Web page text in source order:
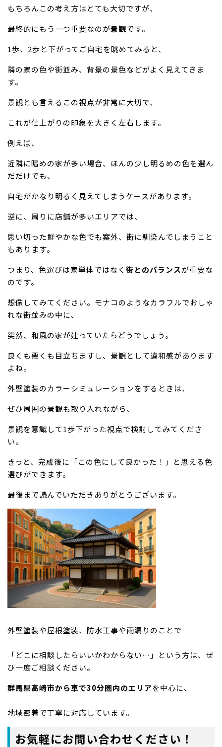
もちろんこの考え方はとても大切ですが、
最終的にもう一つ重要なのが景観です。
1歩、2歩と下がってご自宅を眺めてみると、
隣の家の色や街並み、背景の景色などがよく見えてきま
す。
景観とも言えるこの視点が非常に大切で、
これが仕上がりの印象を大きく左右します。
例えば、
近隣に暗めの家が多い場合、ほんの少し明るめの色を選ん
だだけでも、
自宅がかなり明るく見えてしまうケースがあります。
逆に、周りに店舗が多いエリアでは、
思い切った鮮やかな色でも案外、街に馴染んでしまうこと
もあります。
つまり、色選びは家単体ではなく 街とのバランスが重要な
のです。
想像してみてください。モナコのようなカラフルでおしゃ
れな街並みの中に、
突然、和風の家が建っていたらどうでしょう。
良くも悪くも目立ちますし、景観として違和感があります
よね。
外壁塗装のカラーシミュレーションをするときは、
ぜひ周囲の景観も取り入れながら、
景観を意識して1歩下がった視点で検討してみてくださ
い。
きっと、完成後に「この色にして良かった！」と思える色
選びができます。
最後まで読んでいただきありがとうございます。
外壁塗装や屋根塗装、防水工事や雨漏りのことで
「どこに相談したらいいかわからない…」という方は、ぜ
ひ一度ご相談ください。
群馬県高崎市から車で30分圏内のエリアを中心に、
地域密着で丁寧に対応しています。
お気軽にお問い合わせください！